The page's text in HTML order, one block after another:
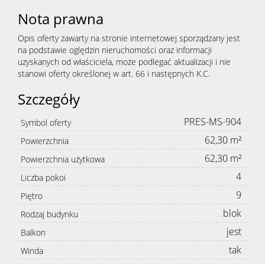
Nota prawna
Opis oferty zawarty na stronie internetowej sporządzany jest
na podstawie oględzin nieruchomości oraz informacji
uzyskanych od właściciela, może podlegać aktualizacji i nie
stanowi oferty określonej w art. 66 i następnych K.C.
Szczegóły
Symbol oferty PRES-MS-904
Powierzchnia 62,30 m²
Powierzchnia użytkowa 62,30 m²
Liczba pokoi 4
Piętro 9
Rodzaj budynku blok
Balkon jest
Winda tak